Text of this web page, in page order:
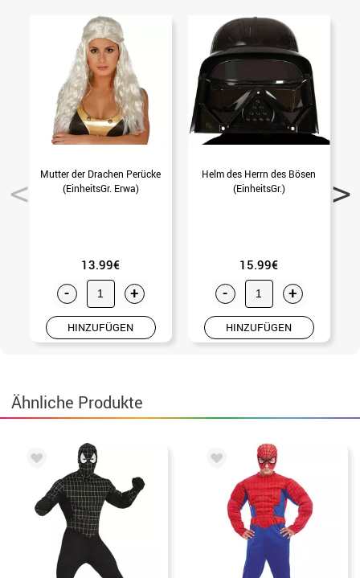
Mutter der Drachen Perücke
(EinheitsGr. Erwa)
13.99€
- +
HINZUFÜGEN
Helm des Herrn des Bösen
(EinheitsGr.)
15.99€
- +
HINZUFÜGEN
Ähnliche Produkte